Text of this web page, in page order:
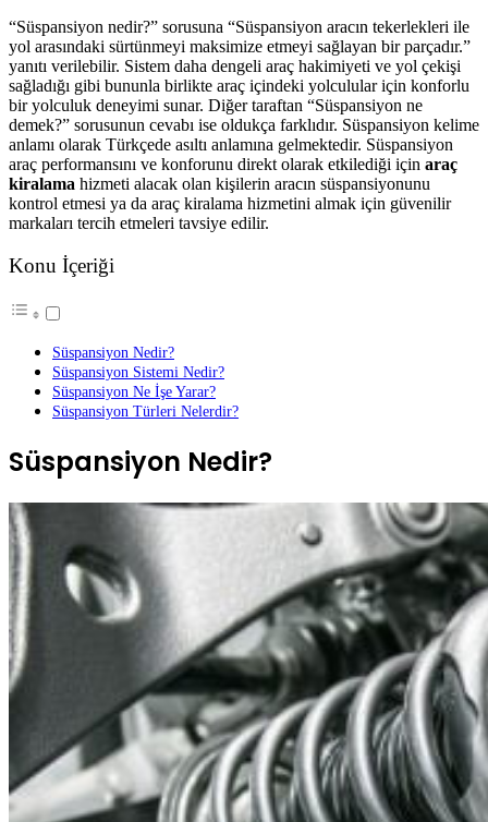
“Süspansiyon nedir?” sorusuna “Süspansiyon aracın tekerlekleri ile
yol arasındaki sürtünmeyi maksimize etmeyi sağlayan bir parçadır.”
yanıtı verilebilir. Sistem daha dengeli araç hakimiyeti ve yol çekişi
sağladığı gibi bununla birlikte araç içindeki yolculular için konforlu
bir yolculuk deneyimi sunar. Diğer taraftan “Süspansiyon ne
demek?” sorusunun cevabı ise oldukça farklıdır. Süspansiyon kelime
anlamı olarak Türkçede asıltı anlamına gelmektedir. Süspansiyon
araç performansını ve konforunu direkt olarak etkilediği için araç
kiralama hizmeti alacak olan kişilerin aracın süspansiyonunu
kontrol etmesi ya da araç kiralama hizmetini almak için güvenilir
markaları tercih etmeleri tavsiye edilir.
Konu İçeriği
Süspansiyon Nedir?
Süspansiyon Sistemi Nedir?
Süspansiyon Ne İşe Yarar?
Süspansiyon Türleri Nelerdir?
Süspansiyon Nedir?